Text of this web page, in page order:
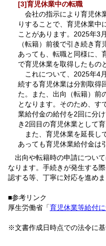
[3]育児休業中の転職
会社の指示により育児休
りすることで、育児休業中
ことがあります。2025年3
（転籍）前後で引き続き
あっても、転職と同様に、
で育児休業を取得したもの
これについて、2025年4
続する育児休業は分割取得
た。また、出向（転籍）前
となります。そのため、す
業給付金の給付を2回に分
き2回目の育児休業として
また、育児休業を延長し
あっても育児休業給付金は
出向や転籍時の申請につい
なります。手続きが発生する
認する等、丁寧に対応を進めま
■参考リンク
厚生労働省「育児休業等給付
※文書作成日時点での法令に基